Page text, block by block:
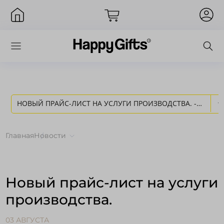
НОВЫЙ ПРАЙС-ЛИСТ НА УСЛУГИ ПРОИЗВОДСТВА. -
ГлавнаяНовости
Новый прайс-лист на услуги
производства.
03 АВГУСТА
Вход
Запомнить меня